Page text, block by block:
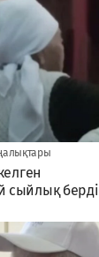
сыйлық берді